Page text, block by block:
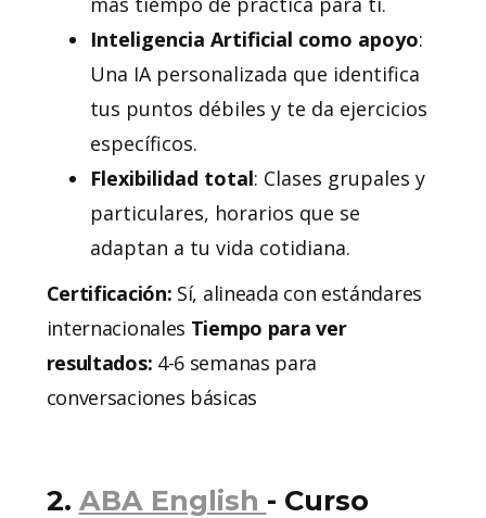
Inteligencia Artificial como apoyo:
Una IA personalizada que identifica
tus puntos débiles y te da ejercicios
específicos.
Flexibilidad total: Clases grupales y
particulares, horarios que se
adaptan a tu vida cotidiana.
Certificación: Sí, alineada con estándares
internacionales Tiempo para ver
resultados: 4-6 semanas para
conversaciones básicas
2. ABA English - Curso